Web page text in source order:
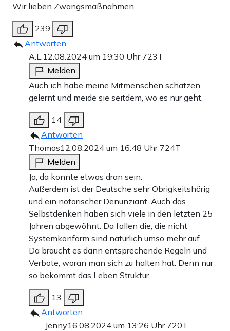
Wir lieben Zwangsmaßnahmen.
239
Antworten
A.L. 12.08.2024 um 19:30 Uhr 723T
Melden
Auch ich habe meine Mitmenschen schätzen
gelernt und meide sie seitdem, wo es nur geht.
14
Antworten
Thomas12.08.2024 um 16:48 Uhr 724T
Melden
Ja, da könnte etwas dran sein.
Außerdem ist der Deutsche sehr Obrigkeitshörig
und ein notorischer Denunziant. Auch das
Selbstdenken haben sich viele in den letzten 25
Jahren abgewöhnt. Da fallen die, die nicht
Systemkonform sind natürlich umso mehr auf.
Da braucht es dann entsprechende Regeln und
Verbote, woran man sich zu halten hat. Denn nur
so bekommt das Leben Struktur.
13
Antworten
Jenny16.08.2024 um 13:26 Uhr 720T